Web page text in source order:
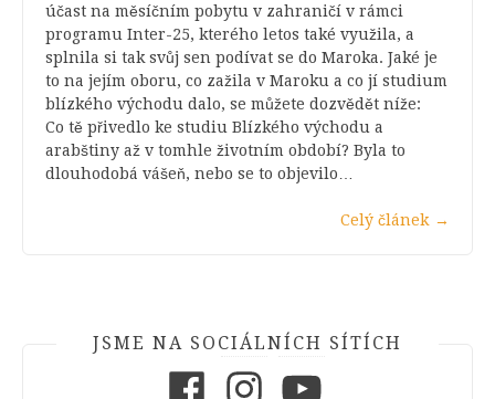
účast na měsíčním pobytu v zahraničí v rámci
programu Inter-25, kterého letos také využila, a
splnila si tak svůj sen podívat se do Maroka. Jaké je
to na jejím oboru, co zažila v Maroku a co jí studium
blízkého východu dalo, se můžete dozvědět níže:
Co tě přivedlo ke studiu Blízkého východu a
arabštiny až v tomhle životním období? Byla to
dlouhodobá vášeň, nebo se to objevilo…
Celý článek →
JSME NA SOCIÁLNÍCH SÍTÍCH